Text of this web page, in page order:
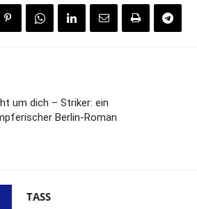
um dich – Striker: ein
Berlin-Roman
TASS